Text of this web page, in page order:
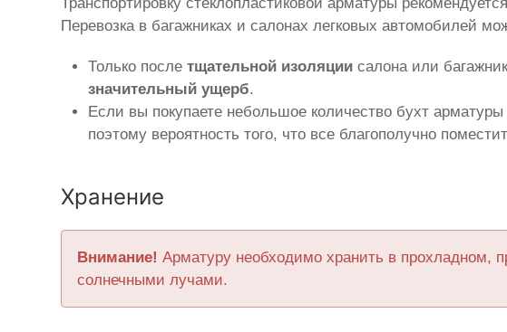
Перевозка в багажниках и салонах легковых автомобилей
Только послетщательной изоляции салона или
значительный ущерб.
Если вы покупаете небольшое количество бухт
поэтому вероятность того, что все благополучно
Хранение
Внимание! Арматуру необходимо хранить в прохладном,
солнечными лучами.